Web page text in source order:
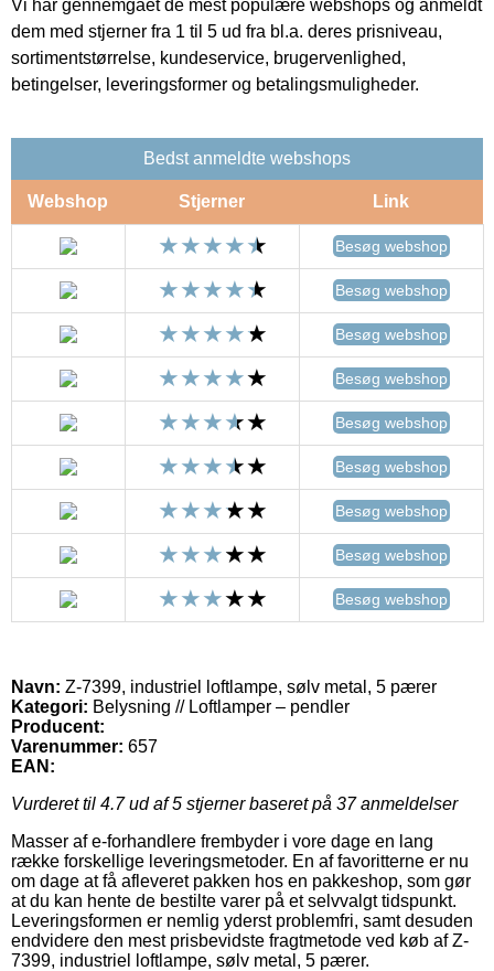
Vi har gennemgået de mest populære webshops og anmeldt
dem med stjerner fra 1 til 5 ud fra bl.a. deres prisniveau,
sortimentstørrelse, kundeservice, brugervenlighed,
betingelser, leveringsformer og betalingsmuligheder.
Bedst anmeldte webshops
Webshop Stjerner Link
Besøg webshop
Besøg webshop
Besøg webshop
Besøg webshop
Besøg webshop
Besøg webshop
Besøg webshop
Besøg webshop
Besøg webshop
Navn: Z-7399, industriel loftlampe, sølv metal, 5 pærer
Kategori: Belysning // Loftlamper – pendler
Producent:
Varenummer: 657
EAN:
Vurderet til 4.7ud af 5 stjerner baseret på 37anmeldelser
Masser af e-forhandlere frembyder i vore dage en lang
række forskellige leveringsmetoder. En af favoritterne er nu
om dage at få afleveret pakken hos en pakkeshop, som gør
at du kan hente de bestilte varer på et selvvalgt tidspunkt.
Leveringsformen er nemlig yderst problemfri, samt desuden
endvidere den mest prisbevidste fragtmetode ved køb af Z-
7399, industriel loftlampe, sølv metal, 5 pærer.